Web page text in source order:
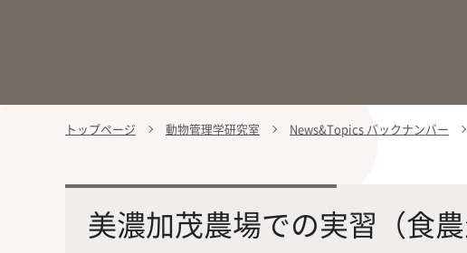
学部案内
学部・大学院の教育ビジョン、
沿革及び入試情報について
応用生命化学科
最先端の化学とバイオテクノロジー
を創造
食農生
大学院
修士課程・博士課程
留学・国際交流
トップページ 動物管理学研究室 News&Topics バックナンバー
美濃加茂農場での実習（食農